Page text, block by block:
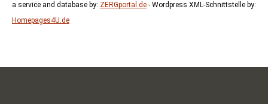
a service and database by: ZERGportal.de - Wordpress XML-Schnittstelle by:
Homepages4U.de